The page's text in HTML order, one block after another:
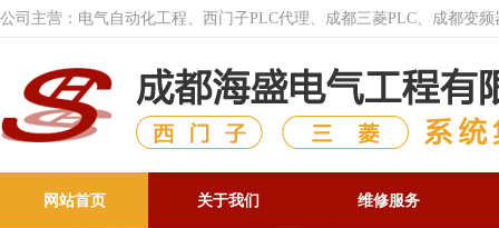
公司主营：电气自动化工程、西门子PLC代理、成都三菱PLC、成都变
网站首页 关于我们 维修服务